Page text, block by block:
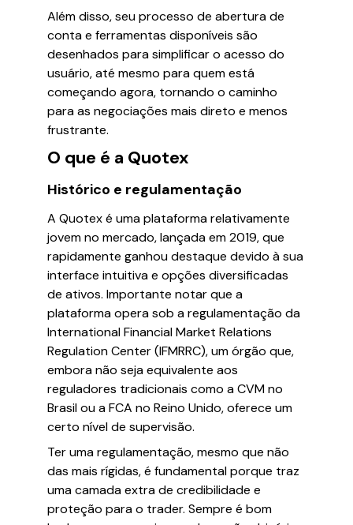
Além disso, seu processo de abertura de
conta e ferramentas disponíveis são
desenhados para simplificar o acesso do
usuário, até mesmo para quem está
começando agora, tornando o caminho
para as negociações mais direto e menos
frustrante.
O que é a Quotex
Histórico e regulamentação
A Quotex é uma plataforma relativamente
jovem no mercado, lançada em 2019, que
rapidamente ganhou destaque devido à sua
interface intuitiva e opções diversificadas
de ativos. Importante notar que a
plataforma opera sob a regulamentação da
International Financial Market Relations
Regulation Center (IFMRRC), um órgão que,
embora não seja equivalente aos
reguladores tradicionais como a CVM no
Brasil ou a FCA no Reino Unido, oferece um
certo nível de supervisão.
Ter uma regulamentação, mesmo que não
das mais rígidas, é fundamental porque traz
uma camada extra de credibilidade e
proteção para o trader. Sempre é bom